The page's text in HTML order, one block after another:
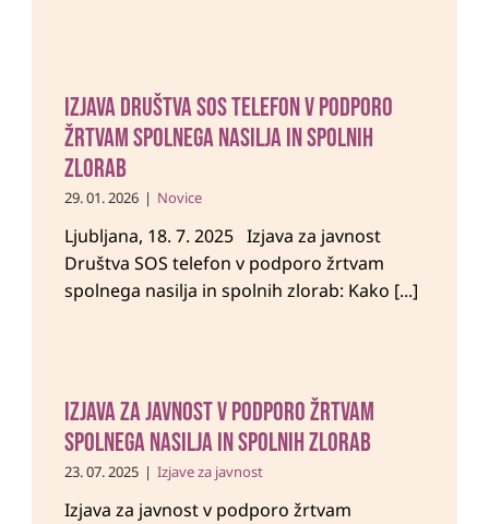
Izjava Društva SOS telefon v podporo
žrtvam spolnega nasilja in spolnih
zlorab
29. 01. 2026 | Novice
Ljubljana, 18. 7. 2025 Izjava za javnost
Društva SOS telefon v podporo žrtvam
spolnega nasilja in spolnih zlorab: Kako [...]
Izjava za javnost v podporo žrtvam
spolnega nasilja in spolnih zlorab
23. 07. 2025 | Izjave za javnost
Izjava za javnost v podporo žrtvam